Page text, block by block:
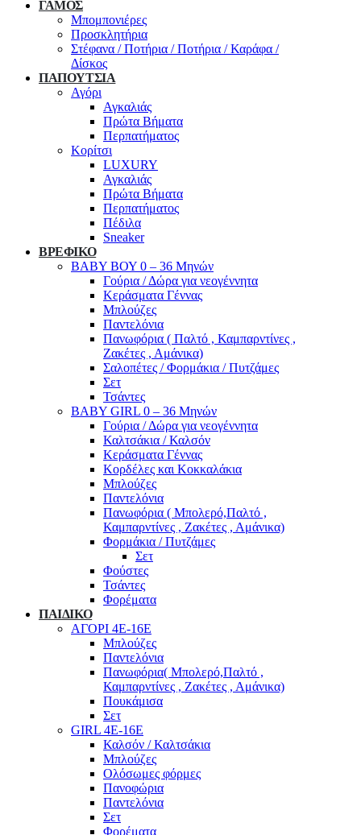
ΓΑΜΟΣ
Μπομπονιέρες
Προσκλητήρια
Στέφανα / Ποτήρια / Ποτήρια / Καράφα /
Δίσκος
ΠΑΠΟΥΤΣΙΑ
Αγόρι
Αγκαλιάς
Πρώτα Βήματα
Περπατήματος
Κορίτσι
LUXURY
Αγκαλιάς
Πρώτα Βήματα
Περπατήματος
Πέδιλα
Sneaker
ΒΡΕΦΙΚΟ
ΒΑΒΥ ΒΟΥ 0 – 36 Μηνών
Γούρια / Δώρα για νεογέννητα
Κεράσματα Γέννας
Μπλούζες
Παντελόνια
Πανωφόρια ( Παλτό , Καμπαρντίνες ,
Ζακέτες , Αμάνικα)
Σαλοπέτες / Φορμάκια / Πυτζάμες
Σετ
Τσάντες
BABY GIRL 0 – 36 Μηνών
Γούρια / Δώρα για νεογέννητα
Καλτσάκια / Καλσόν
Κεράσματα Γέννας
Κορδέλες και Κοκκαλάκια
Μπλούζες
Παντελόνια
Πανωφόρια ( Μπολερό,Παλτό ,
Καμπαρντίνες , Ζακέτες , Αμάνικα)
Φορμάκια / Πυτζάμες
Σετ
Φούστες
Τσάντες
Φορέματα
ΠΑΙΔΙΚΟ
ΑΓΟΡΙ 4Ε-16Ε
Μπλούζες
Παντελόνια
Πανωφόρια( Μπολερό,Παλτό ,
Καμπαρντίνες , Ζακέτες , Αμάνικα)
Πουκάμισα
Σετ
GIRL 4Ε-16Ε
Καλσόν / Καλτσάκια
Μπλούζες
Ολόσωμες φόρμες
Πανοφώρια
Παντελόνια
Σετ
Φορέματα